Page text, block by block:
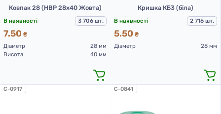
Ковпак 28 (НВР 28х40 Жовта)
В наявності 3 706 шт.
7.50 ₴
Діаметр
28 мм
Висота
40 мм
Кришка КБ3 (біла)
В наявності 2 716 шт.
5.50 ₴
Діаметр
28 мм
C-0917 C-0841